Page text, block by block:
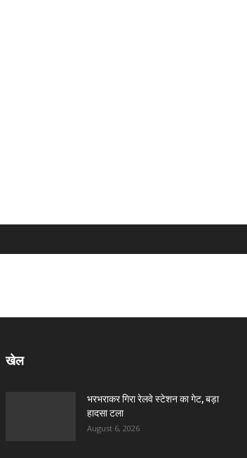
खेल
भरभराकर गिरा रेलवे स्टेशन का गेट, बड़ा
हादसा टला
August 6, 2026